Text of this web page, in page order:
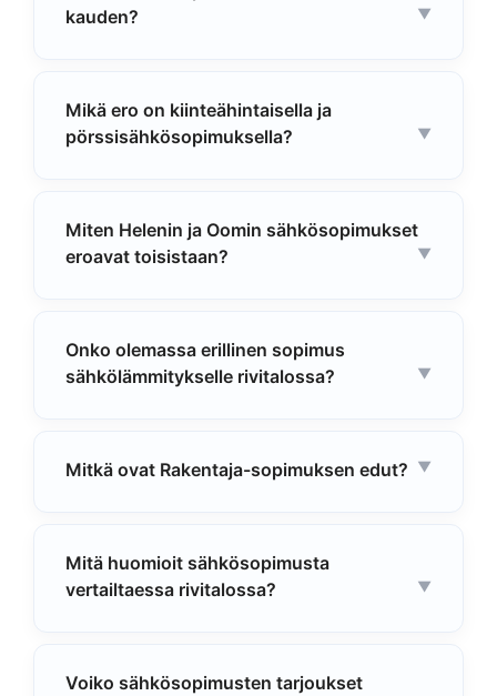
kauden?
Mikä ero on kiinteähintaisella ja
pörssisähkösopimuksella?
Miten Helenin ja Oomin sähkösopimukset
eroavat toisistaan?
Onko olemassa erillinen sopimus
sähkölämmitykselle rivitalossa?
Mitkä ovat Rakentaja-sopimuksen edut?
Mitä huomioit sähkösopimusta
vertailtaessa rivitalossa?
Voiko sähkösopimusten tarjoukset